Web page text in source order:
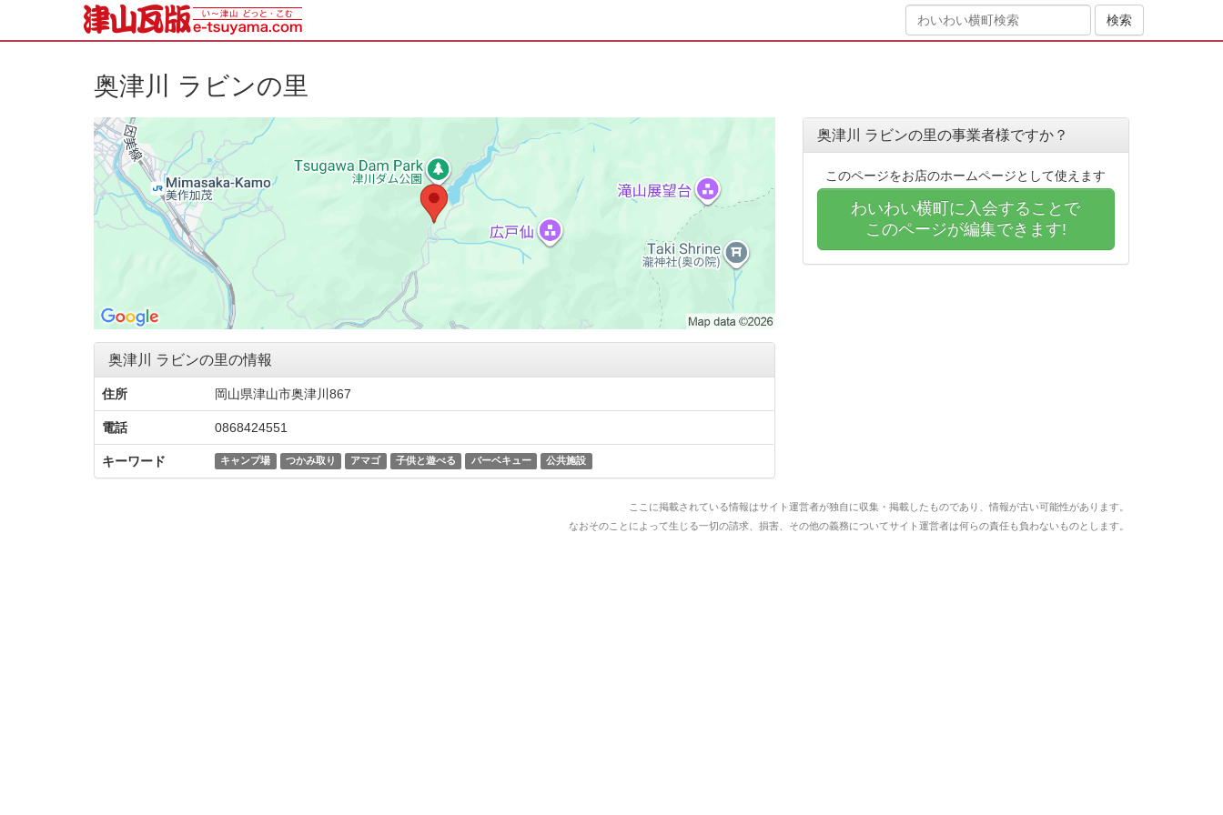
奥津川 ラビンの里
奥津川 ラビンの里の情報
住所 岡山県津山市奥津川867
電話 0868424551
キーワード キャンプ場 つかみ取り アマゴ 子供と遊べる バーベキュー 公共施設
奥津川 ラビンの里の事業者様ですか？
このページをお店のホームページとして使えます
わいわい横町に入会することで
このページが編集できます!
ここに掲載されている情報はサイト運営者が独自に収集・掲載したものであり、情報が古い可能性があります。
なおそのことによって生じる一切の請求、損害、その他の義務についてサイト運営者は何らの責任も負わないものとします。